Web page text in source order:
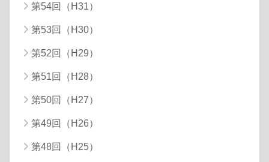
第54回（H31）
第53回（H30）
第52回（H29）
第51回（H28）
第50回（H27）
第49回（H26）
第48回（H25）